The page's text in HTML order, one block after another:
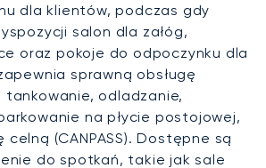
dla klientów, podczas gdy
salon dla załóg,
oraz pokoje do odpoczynku dla
sprawną obsługę
tankowanie, odladzanie,
na płycie postojowej,
(CANPASS). Dostępne są
do spotkań, takie jak sale